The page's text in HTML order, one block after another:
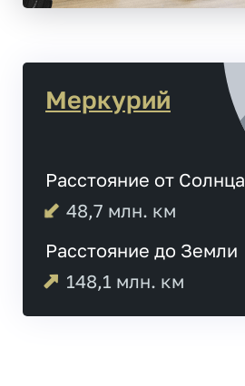
Меркурий
Расстояние от Солнца
48,7 млн. км
Расстояние до Земли
148,1 млн. км